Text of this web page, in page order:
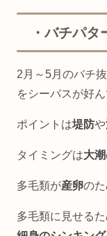
・バチパタ
2月～5月のバチ
をシーバスが好ん
ポイントは堤防や
タイミングは大潮
多毛類が産卵の
多毛類に見せる